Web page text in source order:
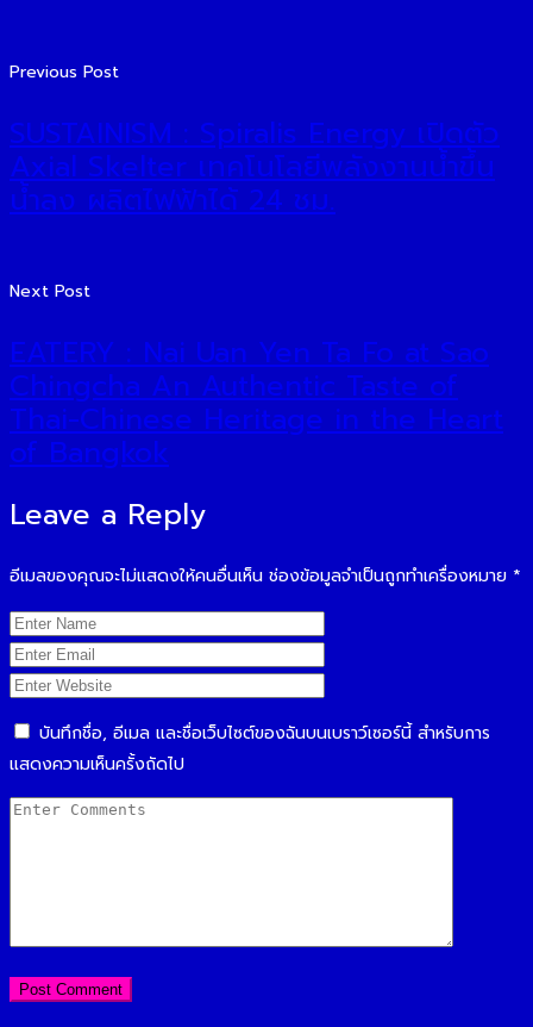
Previous Post
SUSTAINISM : Spiralis Energy เปิดตัว
Axial Skelter เทคโนโลยีพลังงานน้ำขึ้น
น้ำลง ผลิตไฟฟ้าได้ 24 ชม.
Next Post
EATERY : Nai Uan Yen Ta Fo at Sao
Chingcha An Authentic Taste of
Thai-Chinese Heritage in the Heart
of Bangkok
Leave a Reply
อีเมลของคุณจะไม่แสดงให้คนอื่นเห็น ช่องข้อมูลจำเป็นถูกทำเครื่องหมาย *
บันทึกชื่อ, อีเมล และชื่อเว็บไซต์ของฉันบนเบราว์เซอร์นี้ สำหรับการ
แสดงความเห็นครั้งถัดไป